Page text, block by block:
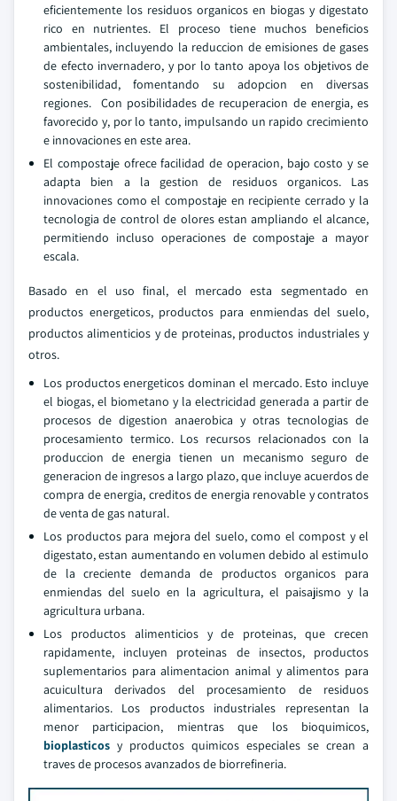
eficientemente los residuos organicos en biogas y digestato
rico en nutrientes. El proceso tiene muchos beneficios
ambientales, incluyendo la reduccion de emisiones de gases
de efecto invernadero, y por lo tanto apoya los objetivos de
sostenibilidad, fomentando su adopcion en diversas
regiones. Con posibilidades de recuperacion de energia, es
favorecido y, por lo tanto, impulsando un rapido crecimiento
e innovaciones en este area.
El compostaje ofrece facilidad de operacion, bajo costo y se
adapta bien a la gestion de residuos organicos. Las
innovaciones como el compostaje en recipiente cerrado y la
tecnologia de control de olores estan ampliando el alcance,
permitiendo incluso operaciones de compostaje a mayor
escala.
Basado en el uso final, el mercado esta segmentado en
productos energeticos, productos para enmiendas del suelo,
productos alimenticios y de proteinas, productos industriales y
otros.
Los productos energeticos dominan el mercado. Esto incluye
el biogas, el biometano y la electricidad generada a partir de
procesos de digestion anaerobica y otras tecnologias de
procesamiento termico. Los recursos relacionados con la
produccion de energia tienen un mecanismo seguro de
generacion de ingresos a largo plazo, que incluye acuerdos de
compra de energia, creditos de energia renovable y contratos
de venta de gas natural.
Los productos para mejora del suelo, como el compost y el
digestato, estan aumentando en volumen debido al estimulo
de la creciente demanda de productos organicos para
enmiendas del suelo en la agricultura, el paisajismo y la
agricultura urbana.
Los productos alimenticios y de proteinas, que crecen
rapidamente, incluyen proteinas de insectos, productos
suplementarios para alimentacion animal y alimentos para
acuicultura derivados del procesamiento de residuos
alimentarios. Los productos industriales representan la
menor participacion, mientras que los bioquimicos,
bioplasticos y productos quimicos especiales se crean a
traves de procesos avanzados de biorrefineria.